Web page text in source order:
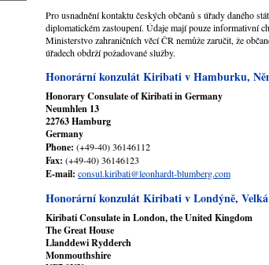
Pro usnadnění kontaktu českých občanů s úřady daného
diplomatickém zastoupení. Údaje mají pouze informativní
Ministerstvo zahraničních věcí ČR nemůže zaručit, že
úřadech obdrží požadované služby.
Honorární konzulát Kiribati v Hamburku,
Honorary Consulate of Kiribati in Germany
Neumhlen 13
22763 Hamburg
Germany
Phone: (+49-40) 36146112
Fax: (+49-40) 36146123
E-mail: consul.kiribati@leonhardt-blumberg.com
Honorární konzulát Kiribati v Londýně,
Kiribati Consulate in London, the United Kingdom
The Great House
Llanddewi Rydderch
Monmouthshire